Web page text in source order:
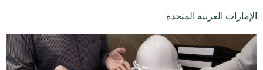
الإمارات العربية المتحدة